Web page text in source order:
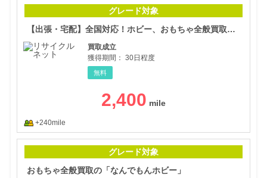
グレード対象
【出張・宅配】全国対応！ホビー、おもちゃ全般買取のリサイクルネット
買取成立
獲得期間： 30日程度
無料
2,400
+240mile
グレード対象
おもちゃ全般買取の「なんでもんホビー」